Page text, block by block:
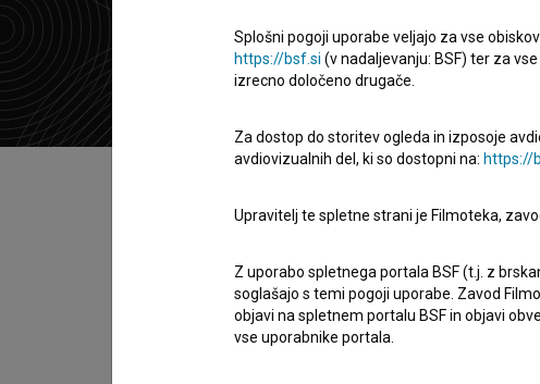
Ljubljana, Slovenija
Faktor je slovenska organizacija - produkcijska
Splošni pogoji uporabe veljajo za vse
https://bsf.si (v nadaljevanju: BSF) ter za
izrecno določeno drugače.
Za dostop do storitev ogleda in izposoje
avdiovizualnih del, ki so dostopni na: https://
Upravitelj te spletne strani je Filmoteka,
Z uporabo spletnega portala BSF (t.j. z
soglašajo s temi pogoji uporabe. Zavod
objavi na spletnem portalu BSF in objavi
vse uporabnike portala.